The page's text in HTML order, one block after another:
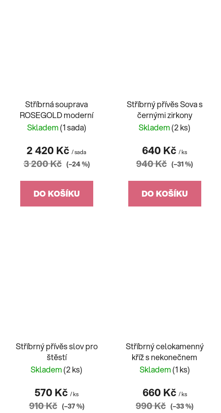
Stříbrná souprava
ROSEGOLD moderní
Skladem(1 sada)
2 420 Kč / sada
3 200 Kč (–24 %)
DO KOŠÍKU
Stříbrný přívěs Sova s
černými zirkony
Skladem(2 ks)
640 Kč / ks
940 Kč (–31 %)
DO KOŠÍKU
Stříbrný přívěs slov pro
štěstí
Skladem(2 ks)
570 Kč / ks
910 Kč (–37 %)
Stříbrný celokamenný
kříž s nekonečnem
Skladem(1 ks)
660 Kč / ks
990 Kč (–33 %)